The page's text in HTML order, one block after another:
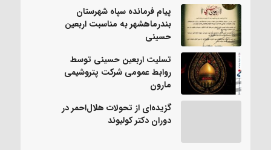
پیام فرمانده سپاه شهرستان
بندرماهشهر به مناسبت اربعین
حسینی
تسلیت اربعین حسینی توسط
روابط عمومی شرکت پتروشیمی
مارون
گزیده‌ای از تحولات هلال‌احمر در
دوران دکتر کولیوند